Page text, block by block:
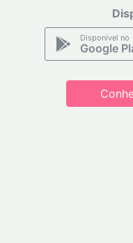
Disponível no
Google